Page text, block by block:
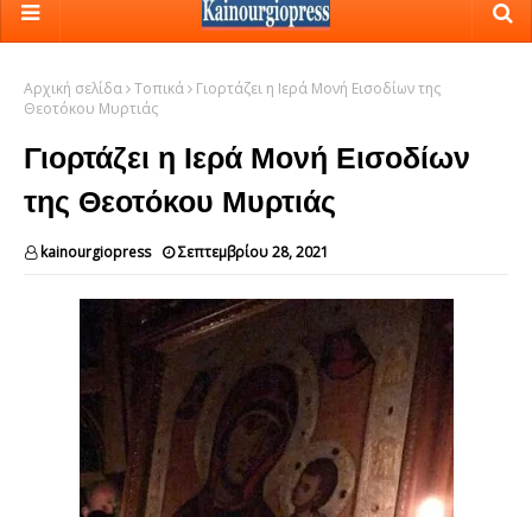
Αρχική σελίδα Τοπικά
Γιορτάζει η Ιερά Μονή Εισοδίων της
Θεοτόκου Μυρτιάς
Γιορτάζει η Ιερά Μονή Εισοδίων
της Θεοτόκου Μυρτιάς
kainourgiopress Σεπτεμβρίου 28, 2021